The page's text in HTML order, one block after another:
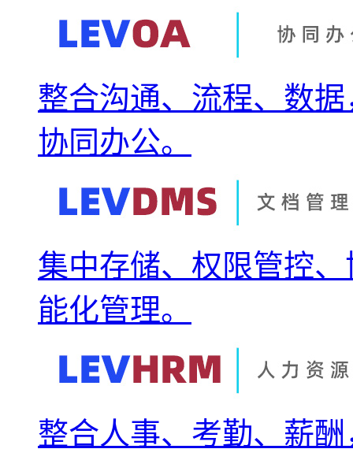
整合沟通、流程、数
协同办公。
集中存储、权限管控
能化管理。
整合人事、考勤、薪